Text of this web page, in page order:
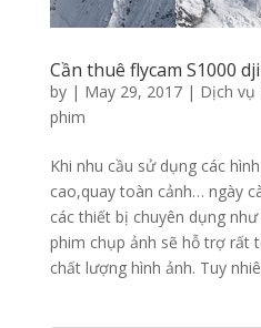
Cần thuê flycam S1000
by | May 29, 2017| Dịch vụ
phim
Khi nhu cầu sử dụng các
cao,quay toàn cảnh… ngày
các thiết bị chuyên dụng
phim chụp ảnh sẽ hỗ trợ rất
chất lượng hình ảnh. Tuy